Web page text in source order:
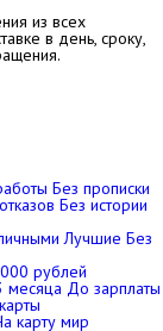
из всех
в день, сроку,
Без прописки
Без истории
Лучшие Без
рублей
месяца До зарплаты
карту мир